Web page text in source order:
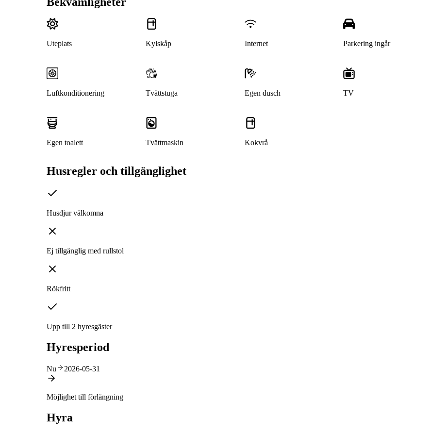
Uteplats Kylskåp Internet Parkering ingår
Luftkonditionering Tvättstuga Egen dusch TV
Egen toalett Tvättmaskin Kokvrå
Husregler och tillgänglighet
Husdjur välkomna
Ej tillgänglig med rullstol
Rökfritt
Upp till 2 hyresgäster
Hyresperiod
Nu 2026-05-31
Möjlighet till förlängning
Hyra